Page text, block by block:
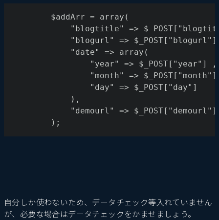
		$addArr = array(
"blogtitle" =>
"blogurl" =>
			"date" => array(
				"year" => $_POST["year"] ,
"month" =>
				"day" => $_POST["day"]
			),
			"demourl" => $_POST["demourl"]
		);
自分しか使わないため、データチェック等入れていません
が、必要な場合はデータチェックをかませましょう。